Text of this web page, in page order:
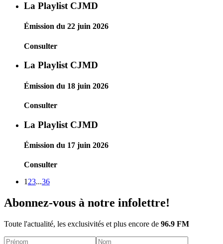
La Playlist CJMD
Émission du 22 juin 2026
Consulter
La Playlist CJMD
Émission du 18 juin 2026
Consulter
La Playlist CJMD
Émission du 17 juin 2026
Consulter
1 23...36
Abonnez-vous à notre infolettre!
Toute l'actualité, les exclusivités et plus encore de 96.9 FM